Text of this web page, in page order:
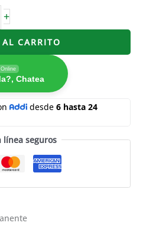
+
CARRITO
Online
Chatea
línea seguros